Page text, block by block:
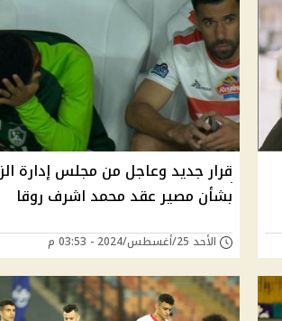
قرار جديد وعاجل من مجلس إدارة
بشأن مصير عقد محمد اشرف روقا
الأحد 25/أغسطس/2024 - 03:53 م